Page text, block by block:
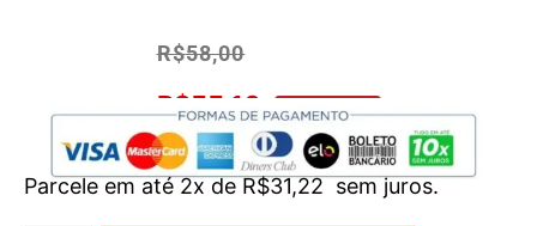
R$58,00
R$55,10 No Pix 5% OFF
Parcele em até 2x deR$31,22 sem juros.